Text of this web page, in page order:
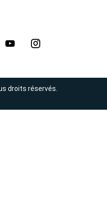
droits réservés.